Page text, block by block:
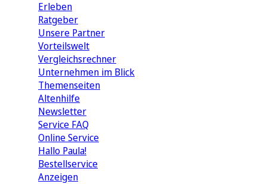
Erleben
Ratgeber
Unsere Partner
Vorteilswelt
Vergleichsrechner
Unternehmen im Blick
Themenseiten
Altenhilfe
Newsletter
Service FAQ
Online Service
Hallo Paula!
Bestellservice
Anzeigen